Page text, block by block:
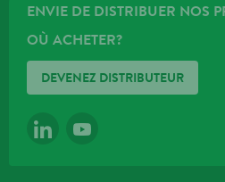
ENVIE DE DISTRIBUER NOS
OÙ ACHETER?
DEVENEZ DISTRIBUTEUR
LINKEDINYOUTUBE